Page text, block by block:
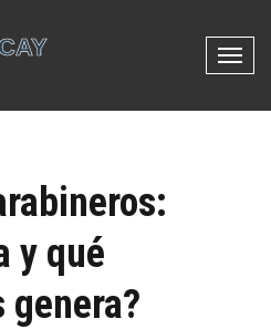
N
v
y qué